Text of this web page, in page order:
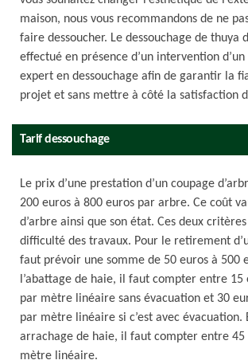
maison, nous vous recommandons de ne
faire dessoucher. Le dessouchage de thuya
effectué en présence d’un intervention d’un
expert en dessouchage afin de garantir la
projet et sans mettre à côté la satisfaction
Tarif dessouchage
Le prix d’une prestation d’un coupage
200 euros à 800 euros par arbre. Ce coût
d’arbre ainsi que son état. Ces deux
difficulté des travaux. Pour le retirement
faut prévoir une somme de 50 euros à 500
l’abattage de haie, il faut compter entre 15
par mètre linéaire sans évacuation et 30
par mètre linéaire si c’est avec évacuation.
arrachage de haie, il faut compter entre 45
mètre linéaire.